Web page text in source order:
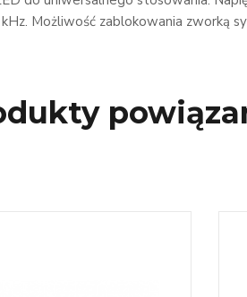
Możliwość zablokowania zworką